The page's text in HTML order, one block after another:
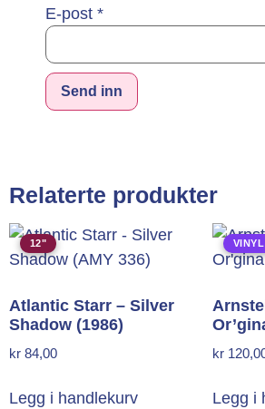
E-post *
Relaterte produkter
12"
Atlantic Starr – Silver
Shadow (1986)
kr 84,00
Legg i handlekurv
VINYL
kr
Legg i